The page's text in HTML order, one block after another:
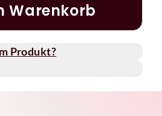
Warenkorb
Produkt?